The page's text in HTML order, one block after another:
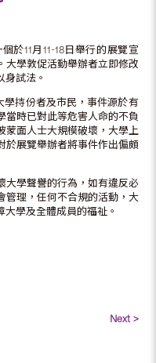
於11月11-18日舉行的展覽宣
大學敦促活動舉辦者立即修改
試法。
學持份者及市民，事件源於有
當時已對此等危害人命的不負
蒙面人士大規模破壞，大學上
於展覽舉辦者將事件作出偏頗
大學聲譽的行為，如有違反必
管理，任何不合規的活動，大
學及全體成員的福祉。
Next >